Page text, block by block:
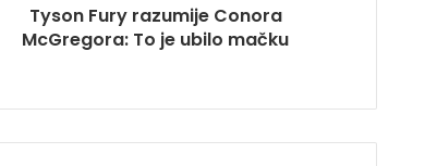
Tyson Fury razumije Conora
McGregora: To je ubilo mačku